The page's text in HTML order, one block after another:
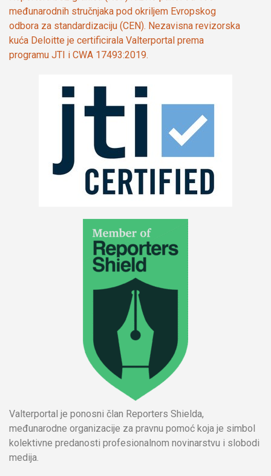
međunarodnih stručnjaka pod okriljem Evropskog
odbora za standardizaciju (CEN). Nezavisna revizorska
kuća Deloitte je certificirala Valterportal prema
programu JTI i CWA 17493:2019.
Valterportal je ponosni član Reporters Shielda,
međunarodne organizacije za pravnu pomoć koja je simbol
kolektivne predanosti profesionalnom novinarstvu i slobodi
medija.